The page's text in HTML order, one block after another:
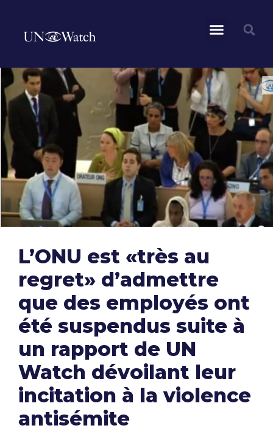
L’ONU est «très au
regret» d’admettre
que des employés ont
été suspendus suite à
un rapport de UN
Watch dévoilant leur
incitation à la violence
antisémite